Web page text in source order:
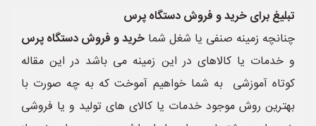
تبلیغ برای خرید و فروش دستگاه پرس
چنانچه زمینه صنفی یا شغل شما خرید و فروش دستگاه پرس
و خدمات یا کالاهای در این زمینه می باشد در این مقاله
کوتاه آموزشی به شما خواهیم آموخت که به چه صورت با
بهترین روش موجود خدمات یا کالای های تولید و یا فروشی